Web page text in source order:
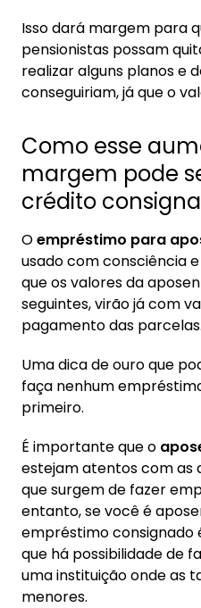
Isso dará margem para
pensionistas possam
realizar alguns planos e
conseguiriam, já que o
Como esse
margem pode
crédito
Oempréstimo para
usado com consciência
que os valores da
seguintes, virão já com
pagamento das parcelas.
Uma dica de ouro que
faça nenhum
primeiro.
É importante que o
estejam atentos com as
que surgem de fazer
entanto, se você é
empréstimo
que há possibilidade de
uma instituição onde as
menores.